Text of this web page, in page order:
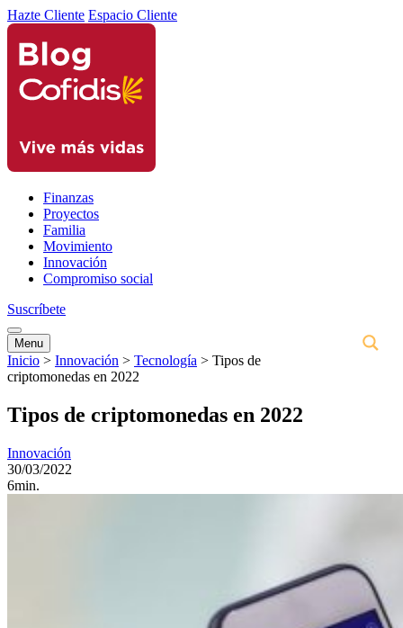
Hazte Cliente Espacio Cliente
Finanzas
Proyectos
Familia
Movimiento
Innovación
Compromiso social
Suscríbete
Menu
Inicio > Innovación > Tecnología > Tipos de
criptomonedas en 2022
Tipos de criptomonedas en 2022
Innovación
30/03/2022
6min.